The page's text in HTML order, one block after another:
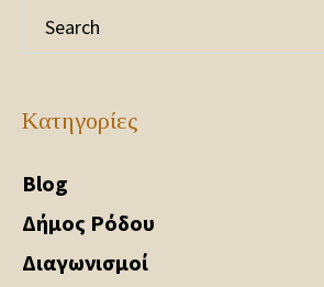
Kατηγορίες
Blog
Δήμος Ρόδου
Διαγωνισμοί